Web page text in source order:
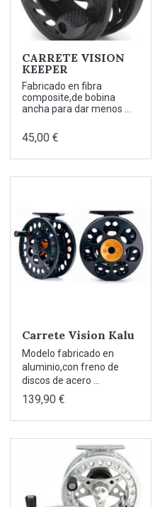
CARRETE VISION
KEEPER
Fabricado en fibra
composite,de bobina
ancha para dar menos ...
45,00 €
Carrete Vision Kalu
Modelo fabricado en
aluminio,con freno de
discos de acero ...
139,90 €